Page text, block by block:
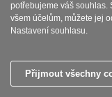
potřebujeme váš souhlas.
všem účelům, můžete jej
Nastavení souhlasu.
Přijmout všechny